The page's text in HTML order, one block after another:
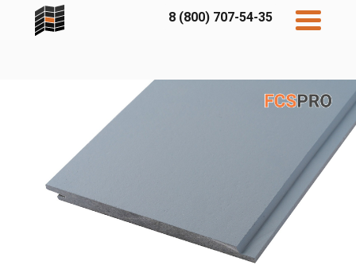
8 (800) 707-54-35
расчет